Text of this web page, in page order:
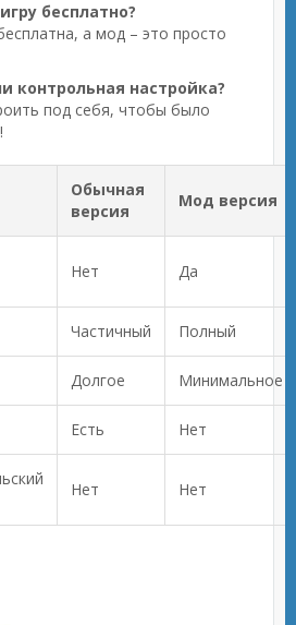
бесплатно?
а мод – это просто
контрольная настройка?
под себя, чтобы было
Обычная
версия
Мод версия
Нет Да
Частичный Полный
Долгое Минимальное
Есть Нет
Нет Нет